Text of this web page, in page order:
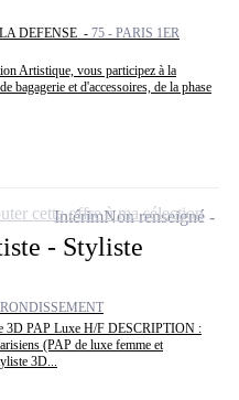
DEFENSE - 75 - PARIS 1ER
Artistique, vous participez à la
bagagerie et d'accessoires, de la phase
- Styliste
3D PAP Luxe H/F DESCRIPTION :
(PAP de luxe femme et
3D...
IntérimNon renseigné
cette offre à ma sélection